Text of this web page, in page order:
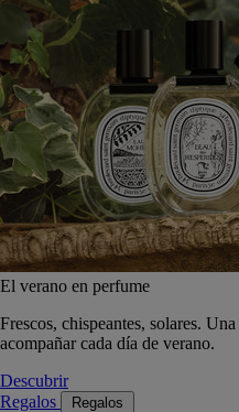
El verano en perfume
Frescos, chispeantes, solares.
acompañar cada día de verano.
Descubrir
Regalos
Regalos